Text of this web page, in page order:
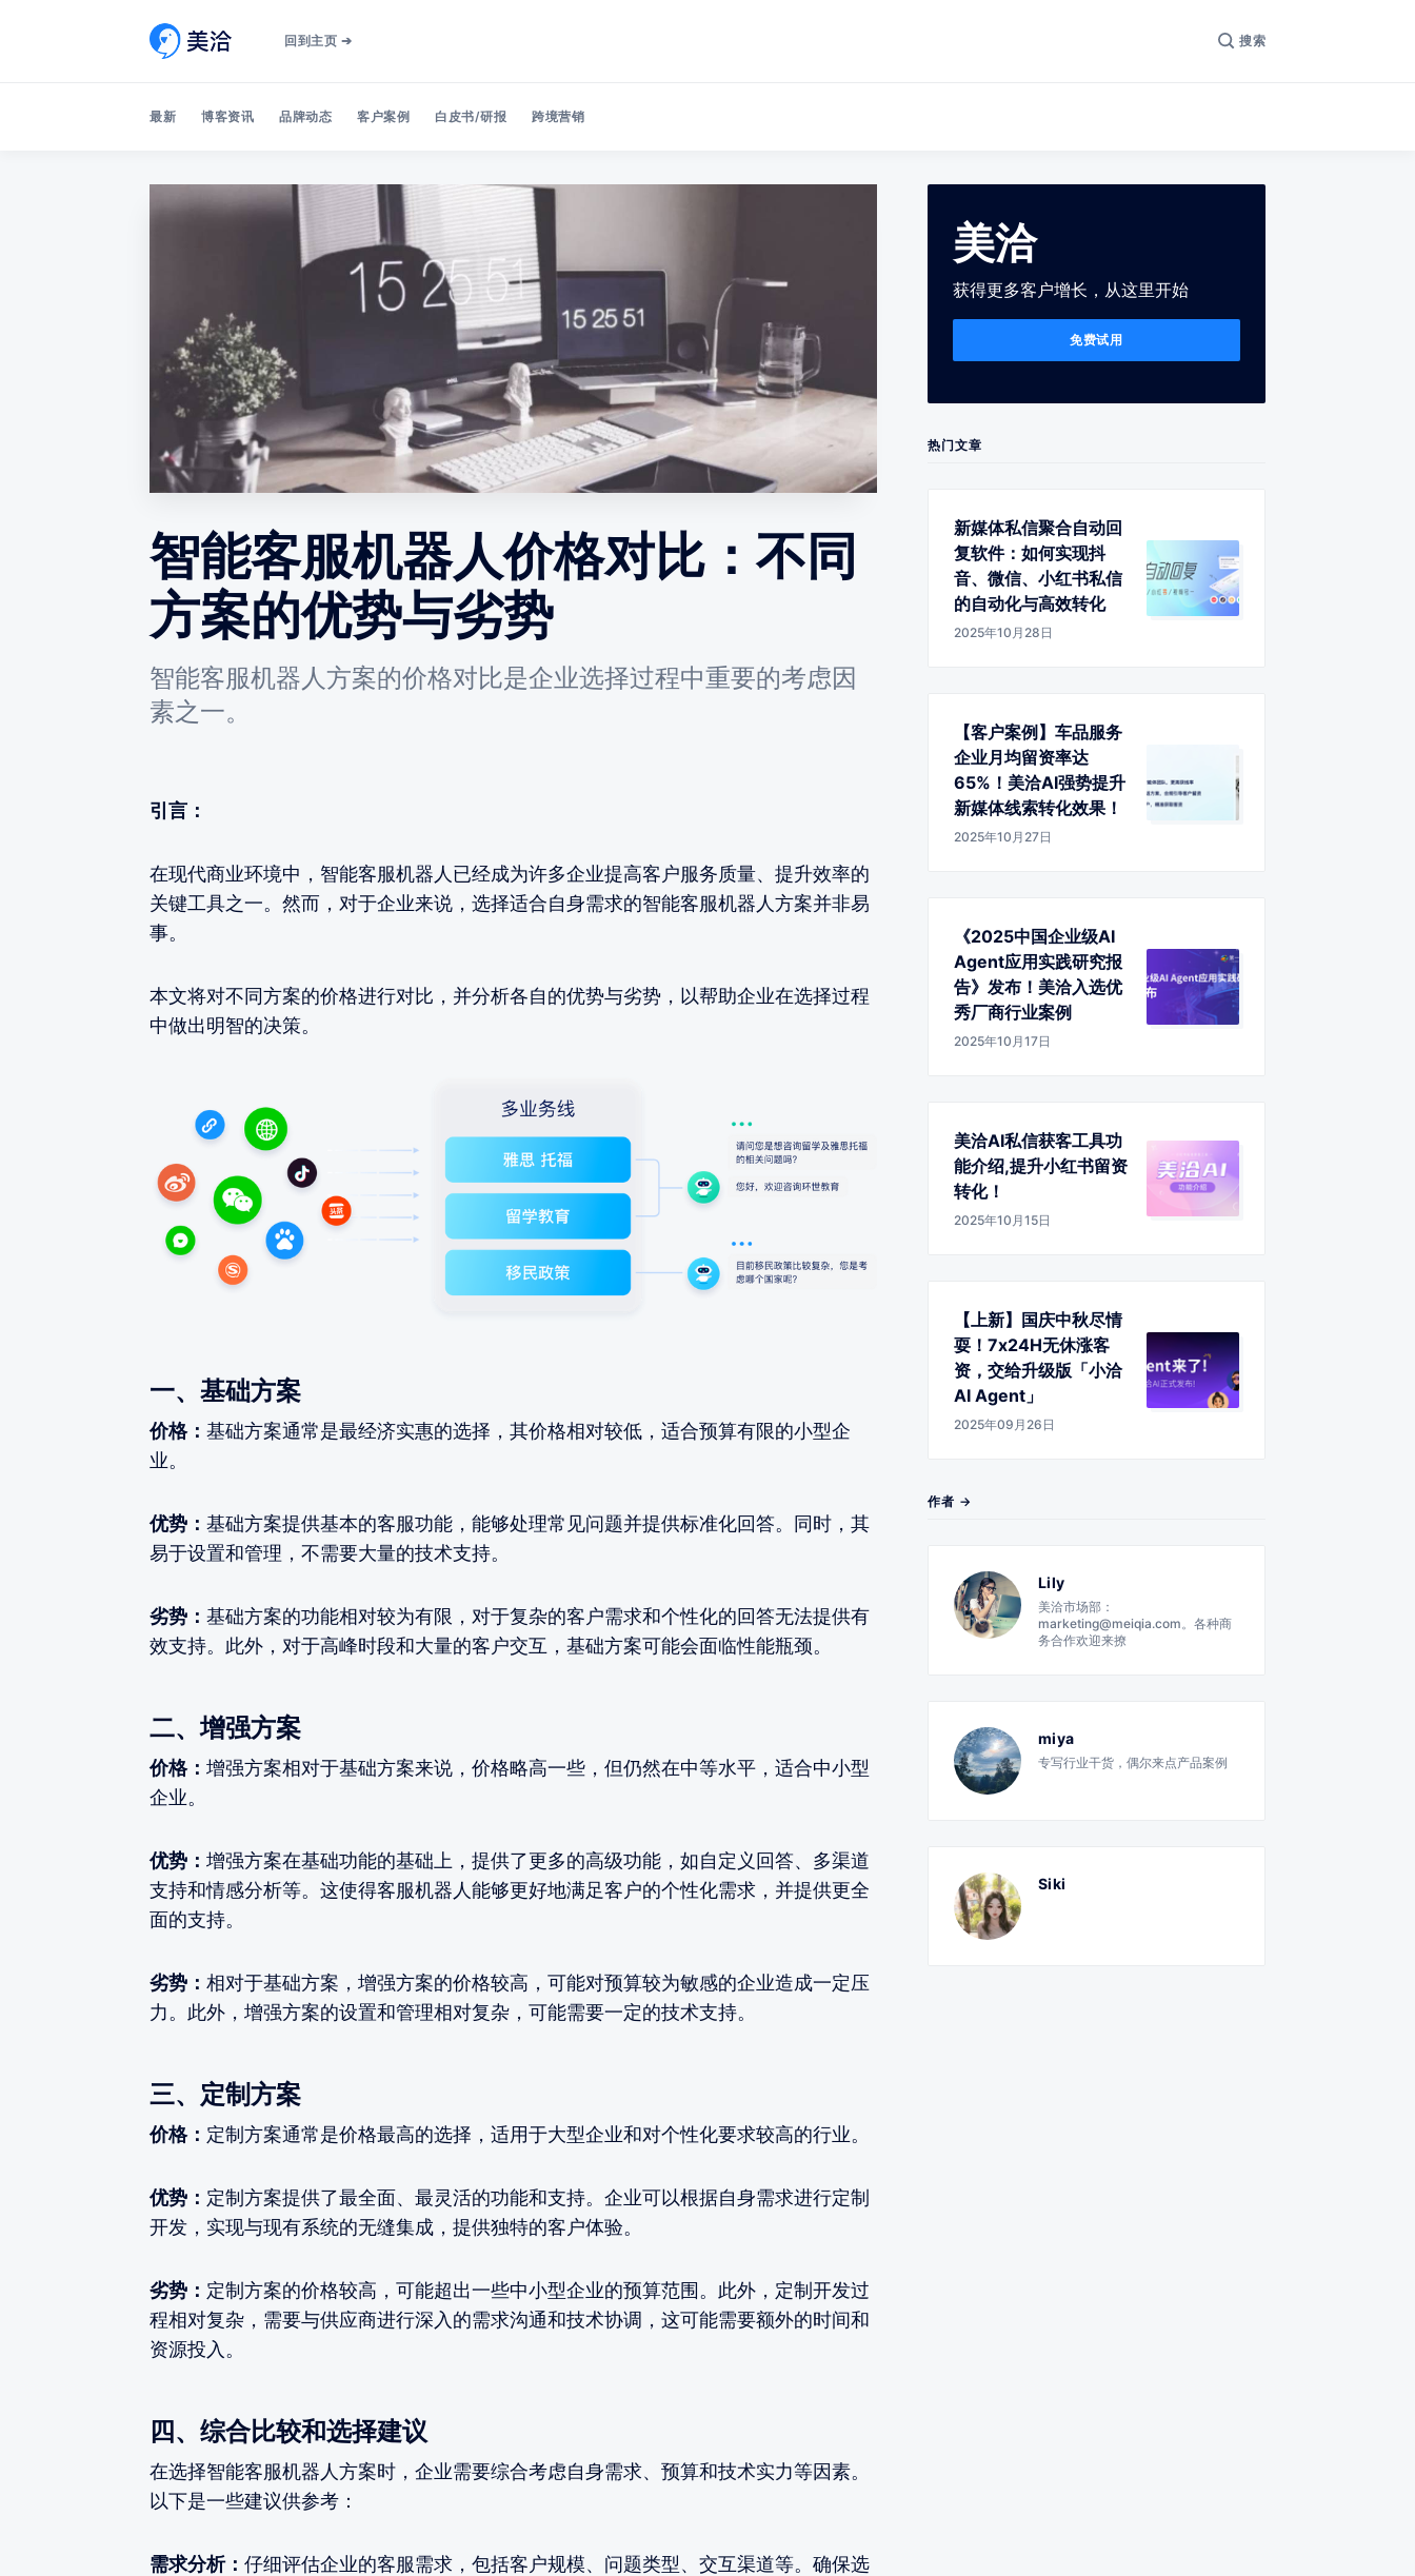
回到主页 ➔ 搜索
最新 博客资讯 品牌动态 客户案例 白皮书/研报 跨境营销
智能客服机器人价格对比：不同
方案的优势与劣势
智能客服机器人方案的价格对比是企业选择过程中重要的考虑因
素之一。
引言：
在现代商业环境中，智能客服机器人已经成为许多企业提高客户服务质量、提升效率的
关键工具之一。然而，对于企业来说，选择适合自身需求的智能客服机器人方案并非易
事。
本文将对不同方案的价格进行对比，并分析各自的优势与劣势，以帮助企业在选择过程
中做出明智的决策。
一、基础方案
价格： 基础方案通常是最经济实惠的选择，其价格相对较低，适合预算有限的小型企
业。
优势： 基础方案提供基本的客服功能，能够处理常见问题并提供标准化回答。同时，其
易于设置和管理，不需要大量的技术支持。
劣势： 基础方案的功能相对较为有限，对于复杂的客户需求和个性化的回答无法提供有
效支持。此外，对于高峰时段和大量的客户交互，基础方案可能会面临性能瓶颈。
二、增强方案
价格： 增强方案相对于基础方案来说，价格略高一些，但仍然在中等水平，适合中小型
企业。
优势： 增强方案在基础功能的基础上，提供了更多的高级功能，如自定义回答、多渠道
支持和情感分析等。这使得客服机器人能够更好地满足客户的个性化需求，并提供更全
面的支持。
劣势： 相对于基础方案，增强方案的价格较高，可能对预算较为敏感的企业造成一定压
力。此外，增强方案的设置和管理相对复杂，可能需要一定的技术支持。
三、定制方案
价格： 定制方案通常是价格最高的选择，适用于大型企业和对个性化要求较高的行业。
优势： 定制方案提供了最全面、最灵活的功能和支持。企业可以根据自身需求进行定制
开发，实现与现有系统的无缝集成，提供独特的客户体验。
劣势： 定制方案的价格较高，可能超出一些中小型企业的预算范围。此外，定制开发过
程相对复杂，需要与供应商进行深入的需求沟通和技术协调，这可能需要额外的时间和
资源投入。
四、综合比较和选择建议
在选择智能客服机器人方案时，企业需要综合考虑自身需求、预算和技术实力等因素。
以下是一些建议供参考：
需求分析： 仔细评估企业的客服需求，包括客户规模、问题类型、交互渠道等。确保选
美洽
获得更多客户增长，从这里开始
免费试用
热门文章
新媒体私信聚合自动回
复软件：如何实现抖
音、微信、小红书私信
的自动化与高效转化
2025年10月28日
【客户案例】车品服务
企业月均留资率达
65%！美洽AI强势提升
新媒体线索转化效果！
2025年10月27日
《2025中国企业级AI
Agent应用实践研究报
告》发布！美洽入选优
秀厂商行业案例
2025年10月17日
美洽AI私信获客工具功
能介绍,提升小红书留资
转化！
2025年10月15日
【上新】国庆中秋尽情
耍！7x24H无休涨客
资，交给升级版「小洽
AI Agent」
2025年09月26日
作者 →
Lily
美洽市场部：
marketing@meiqia.com。各种商
务合作欢迎来撩
miya
专写行业干货，偶尔来点产品案例
Siki